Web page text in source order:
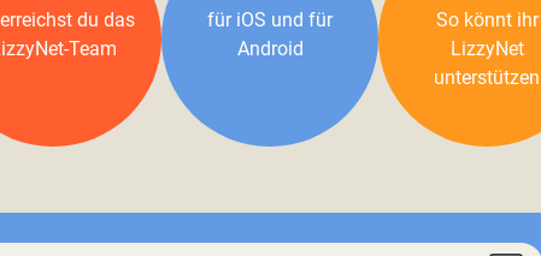
du das
Team
für iOS und für
Android
So könnt ihr
LizzyNet
unterstützen